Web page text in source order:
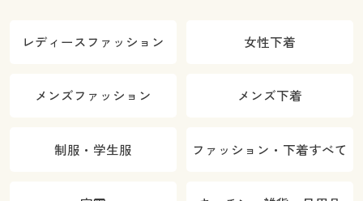
レディースファッション 女性下着
メンズファッション メンズ下着
制服・学生服 ファッション・下着すべて